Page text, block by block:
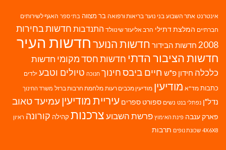
אינטרנט אתר השבוע בני נוער בריאות ורפואה בר מצווה בתי ספר האגף לשירותים
חברתיים המלצת דתילי הרב אליעזר שינוולד התנדבות חדשות בחירות
2008 חדשות הבידור חדשות הנוערחדשות העיר
חדשות הציבור הדתי חדשות חסד מקומי חדשות
כלכלה חידון פ"ש חיים ביבסחינוך חנוכה טיולים וטבע ילדים
כתבות מד"א מודיעין מודיעין מכבים רעות מלחמת חרבות ברזל משרד החינוך
נדל"ן נפתלי בנט נשים ספורט ספרים עיריית מודיעין עמיעד טאוב
פארק ענבה פינת האימוץ פרשת השבועצרכנות קהילה קורונה ראיון
4X6X8 שכונת נופים תרבות